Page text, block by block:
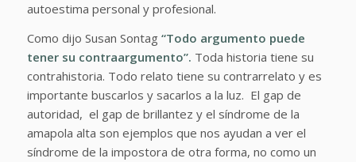
autoestima personal y profesional.
Como dijo Susan Sontag “Todo argumento puede
tener su contraargumento”. Toda historia tiene su
contrahistoria. Todo relato tiene su contrarrelato y es
importante buscarlos y sacarlos a la luz. El gap de
autoridad, el gap de brillantez y el síndrome de la
amapola alta son ejemplos que nos ayudan a ver el
síndrome de la impostora de otra forma, no como un